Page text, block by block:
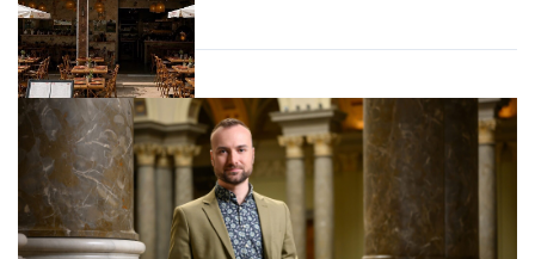
vállalkozások
Gasztró